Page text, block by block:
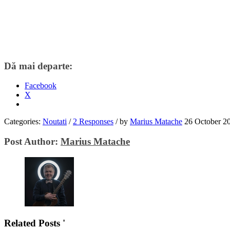
Dă mai departe:
Facebook
X
Categories: Noutati / 2 Responses /by Marius Matache 26 October
Post Author: Marius Matache
Related Posts '